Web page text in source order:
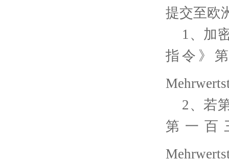
提交至欧
1、加
指令》
2、若
第一百